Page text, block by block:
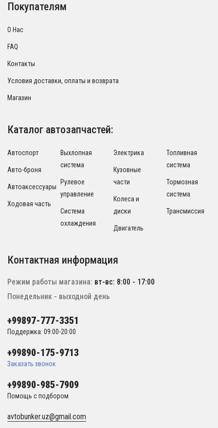
Покупателям
О Нас
FAQ
Контакты
Условия доставки, оплаты и возврата
Магазин
Каталог автозапчастей:
Автоспорт
Авто-броня
Автоаксессуары
Ходовая часть
Выхлопная
система
Рулевое
управление
Система
охлаждения
Электрика
Кузовные
части
Колеса и
диски
Двигатель
Топливная
система
Тормозная
система
Трансмиссия
Контактная информация
Режим работы магазина: вт-вс: 8:00 - 17:00
Понедельник - выходной день
+99897-777-3351
Поддержка: 09:00-20:00
+99890-175-9713
Заказать звонок
+99890-985-7909
Помощь с подбором
avtobunker.uz@gmail.com